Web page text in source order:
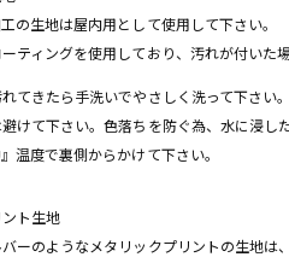
の生地は屋内用として使用して下さい。
ティングを使用しており、汚れが付いた
てきたら手洗いでやさしく洗って下さい。
けて下さい。色落ちを防ぐ為、水に浸し
温度で裏側からかけて下さい。
ント生地
ーのようなメタリックプリントの生地は